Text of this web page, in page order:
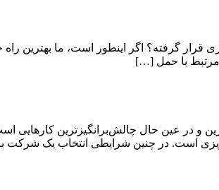
قرار گرفته؟ اگر اینطور است، ما بهترین
با حمل […]
و در عین حال چالش‌برانگیزترین کارهایی
است. در چنین شرایطی انتخاب یک